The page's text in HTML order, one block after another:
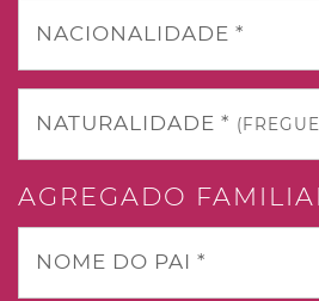
NACIONALIDADE *
NATURALIDADE *
AGREGADO
NOME DO PAI *